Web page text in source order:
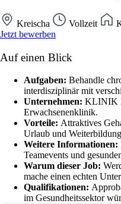
Kreischa Vollzeit
Jetzt bewerben
Auf einen Blick
Aufgaben: Behandle
interdisziplinär mit
Unternehmen: KLINIK
Erwachsenenklinik.
Vorteile: Attraktives
Urlaub und
Weitere Informationen:
Teamevents und
Warum dieser Job:
mache einen echten
Qualifikationen:
im Gesundheitssektor